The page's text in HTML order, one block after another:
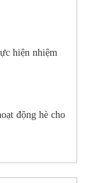
hiện nhiệm
động hè cho